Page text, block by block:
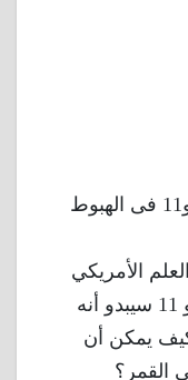
العلم المرفرف خلال رحلة أبولو11 فى الهبوط
الأمريكي
في الصور الثابتة من مهمة أبولو 11 سيبدو أنه
يمكن أن
القمر؟